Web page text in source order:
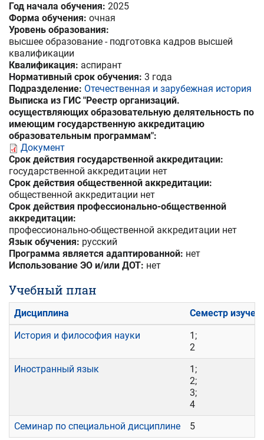
Год начала обучения: 2025
Форма обучения: очная
Уровень образования:
высшее образование - подготовка кадров высшей
квалификации
Квалификация: аспирант
Нормативный срок обучения: 3 года
Подразделение: Отечественная и зарубежная история
Выписка из ГИС "Реестр организаций.
осуществляющих образовательную делятельность по
имеющим государственную аккредитацию
образовательным программам":
Документ
Срок действия государственной аккредитации:
государственной аккредитации нет
Срок действия общественной аккредитации:
общественной аккредитации нет
Срок действия профессионально-общественной
аккредитации:
профессионально-общественной аккредитации нет
Язык обучения: русский
Программа является адаптированной: нет
Использование ЭО и/или ДОТ: нет
Учебный план
Дисциплина
Семестр
История и философия науки
1;
2
Иностранный язык
1;
2;
3;
4
Семинар по специальной дисциплине
5